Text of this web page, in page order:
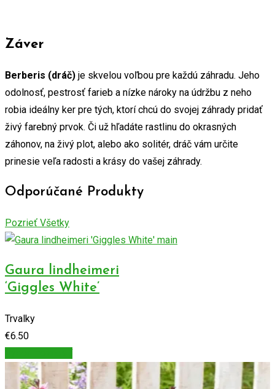
Záver
Berberis (dráč) je skvelou voľbou pre každú záhradu. Jeho
odolnosť, pestrosť farieb a nízke nároky na údržbu z neho
robia ideálny ker pre tých, ktorí chcú do svojej záhrady pridať
živý farebný prvok. Či už hľadáte rastlinu do okrasných
záhonov, na živý plot, alebo ako solitér, dráč vám určite
prinesie veľa radosti a krásy do vašej záhrady.
Odporúčané Produkty
Pozrieť Všetky
Gaura lindheimeri
‘Giggles White’
Trvalky
€6.50